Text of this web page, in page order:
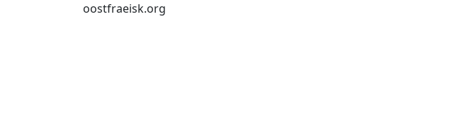
oostfraeisk.org